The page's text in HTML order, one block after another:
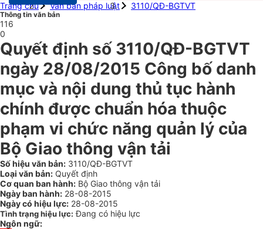
Trang chủ
Văn bản pháp luật 3110/QĐ-BGTVT
Thông tin văn bản
116
0
Quyết định số 3110/QĐ-BGTVT
ngày 28/08/2015 Công bố danh
mục và nội dung thủ tục hành
chính được chuẩn hóa thuộc
phạm vi chức năng quản lý của
Bộ Giao thông vận tải
Số hiệu văn bản: 3110/QĐ-BGTVT
Loại văn bản: Quyết định
Cơ quan ban hành: Bộ Giao thông vận tải
Ngày ban hành: 28-08-2015
Ngày có hiệu lực: 28-08-2015
Tình trạng hiệu lực: Đang có hiệu lực
Ngôn ngữ: